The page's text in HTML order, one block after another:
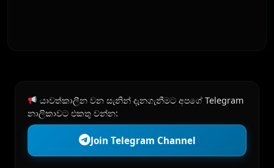
යාවත්කාලීන වන සැනින් දැනගැනීමට අපගේ Telegram
නාලිකාවට එකතු වන්න:
Join Telegram Channel